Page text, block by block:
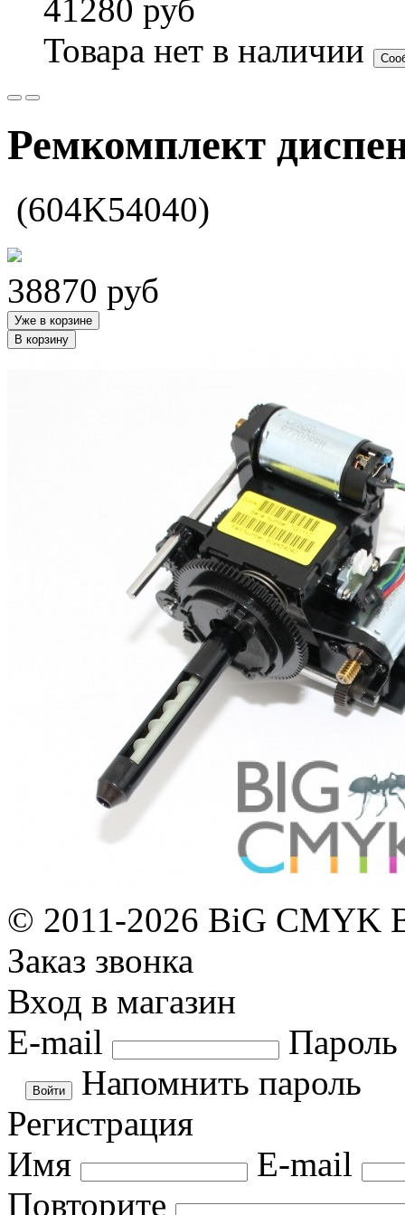
41280 руб
Товара нет в наличии
Ремкомплект
(604K54040)
38870 руб
Уже в корзине
В корзину
© 2011-2026 BiG CMYK
Заказ звонка
Вход в магазин
E-mail
Пароль
Напомнить пароль
Регистрация
Имя
E-mail
Повторите